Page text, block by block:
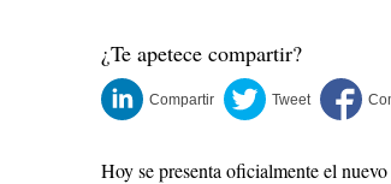
¿Te apetece compartir?
Hoy se presenta oficialmente el nuevo